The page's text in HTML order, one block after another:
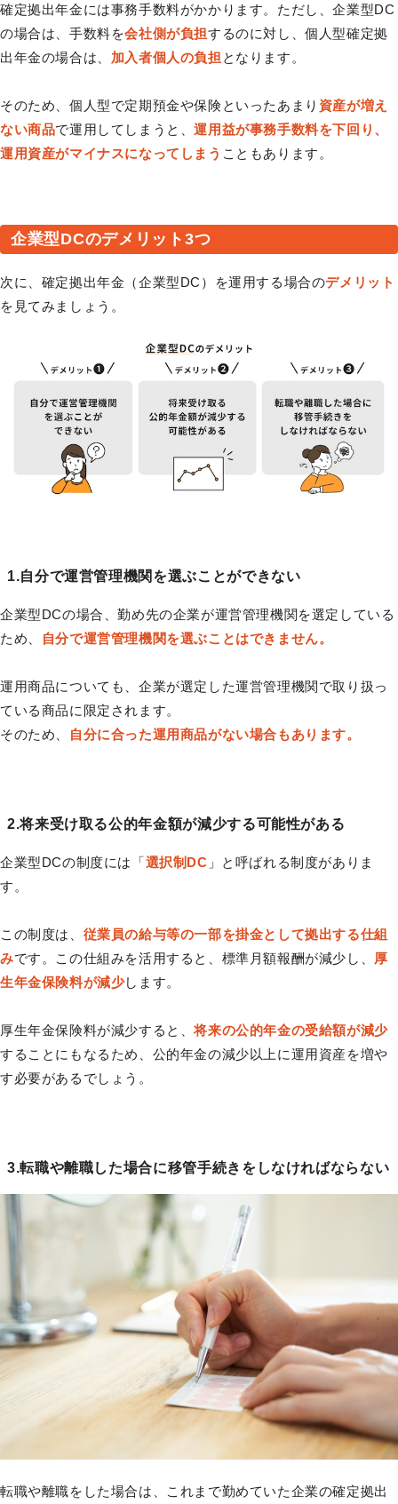
確定拠出年金には事務手数料がかかります。ただし、企業型DC
の場合は、手数料を会社側が負担するのに対し、個人型確定拠
出年金の場合は、 加入者個人の負担 となります。
そのため、個人型で定期預金や保険といったあまり 資産が増え
ない商品で運用してしまうと、運用益が事務手数料を下回り、
運用資産がマイナスになってしまう こともあります。
企業型DCのデメリット3つ
次に、確定拠出年金（企業型DC）を運用する場合のデメリット
を見てみましょう。
1.自分で運営管理機関を選ぶことができない
企業型DCの場合、勤め先の企業が運営管理機関を選定している
ため、
自分で運営管理機関を選ぶことはできません。
運用商品についても、企業が選定した運営管理機関で取り扱っ
ている商品に限定されます。
そのため、
自分に合った運用商品がない場合もあります。
2.将来受け取る公的年金額が減少する可能性がある
企業型DCの制度には「選択制DC 」と呼ばれる制度がありま
す。
この制度は、 従業員の給与等の一部を掛金として拠出する仕組
みです。この仕組みを活用すると、標準月額報酬が減少し、 厚
生年金保険料が減少します。
厚生年金保険料が減少すると、将来の公的年金の受給額が減少
することにもなるため、公的年金の減少以上に運用資産を増や
す必要があるでしょう。
3.転職や離職した場合に移管手続きをしなければならない
転職や離職をした場合は、これまで勤めていた企業の確定拠出